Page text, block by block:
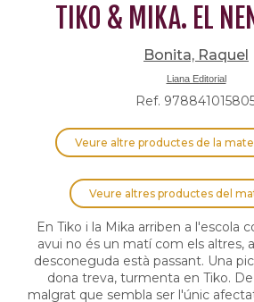
TIKO & MIKA. EL
Bonita, Raquel
Liana Editorial
Ref.
Veure altre productes de la
Veure altres productes del
En Tiko i la Mika arriben a l'escola
avui no és un matí com els altres,
desconeguda està passant. Una
dona treva, turmenta en Tiko.
malgrat que sembla ser l'únic